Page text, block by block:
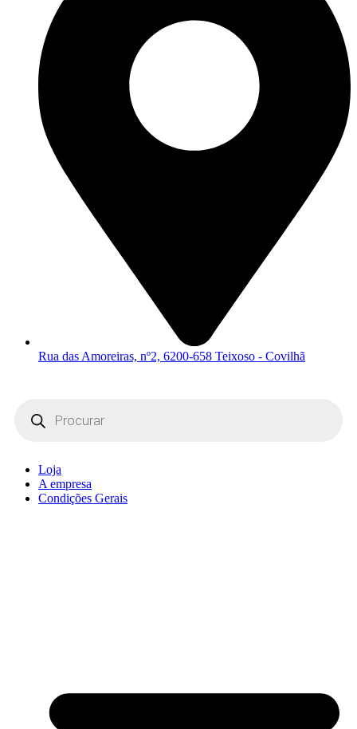
Rua das Amoreiras, nº2, 6200-658 Teixoso - Covilhã
search
Loja
A empresa
Condições Gerais